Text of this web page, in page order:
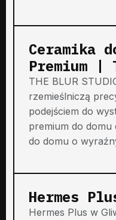
Ceramika
Premium |
THE BLUR
rzemieślniczą
podejściem do
premium do
do domu o
Hermes
Hermes Plus w